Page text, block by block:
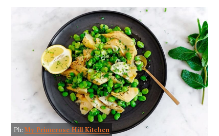
Ph: My Primerose Hill Kitchen